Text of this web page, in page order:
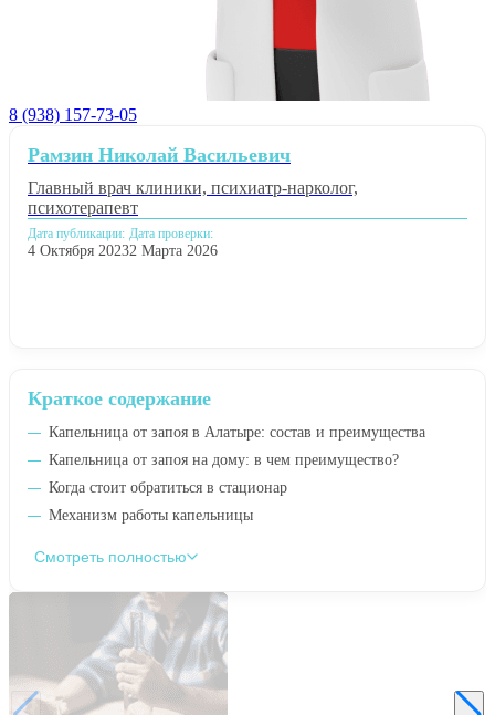
8 (938) 157-73-05
Краткое содержание
Капельница от запоя в Алатыре: состав и преимущества
Капельница от запоя на дому: в чем преимущество?
Когда стоит обратиться в стационар
Механизм работы капельницы
Смотреть полностью
Рамзин Николай Васильевич
Главный врач клиники, психиатр-нарколог,
психотерапевт
Дата публикации:
4 Октября 2023
Дата проверки:
2 Марта 2026